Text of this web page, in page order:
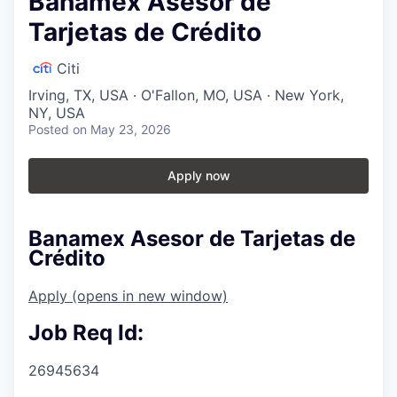
Tarjetas de Crédito
Citi
Irving, TX, USA · O'Fallon, MO, USA · New York,
NY, USA
Posted on May 23, 2026
Apply now
Banamex Asesor de Tarjetas de
Crédito
Apply (opens in new window)
Job Req Id:
26945634